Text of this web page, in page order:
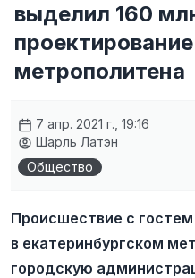
выделил 160
метрополитена
7 апр. 2021 г., 19:16
Шарль Латэн
Общество
Происшествие с
в екатеринбургском
городскую